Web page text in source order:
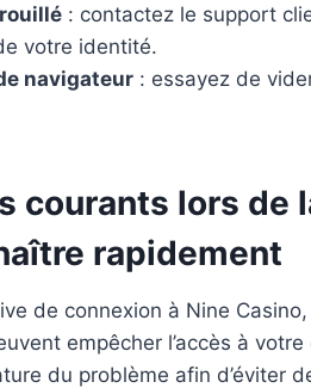
: contactez le support
votre identité.
navigateur : essayez de
courants lors de
rapidement
de connexion à Nine
empêcher l’accès à
du problème afin d’éviter